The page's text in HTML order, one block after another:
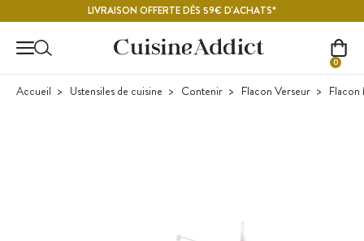
LIVRAISON OFFERTE DÈS 59€ D'ACHATS*
0
Accueil Ustensiles de cuisine Contenir Flacon Verseur Flacon